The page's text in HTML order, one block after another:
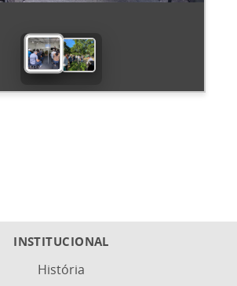
INSTITUCIONAL
História